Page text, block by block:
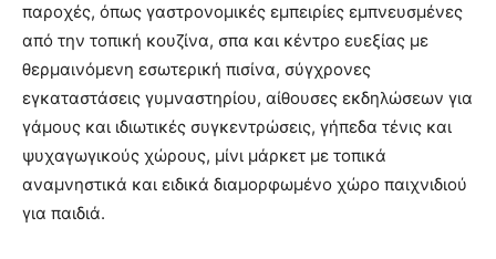
παροχές, όπως γαστρονομικές εμπειρίες εμπνευσμένες
από την τοπική κουζίνα, σπα και κέντρο ευεξίας με
θερμαινόμενη εσωτερική πισίνα, σύγχρονες
εγκαταστάσεις γυμναστηρίου, αίθουσες εκδηλώσεων για
γάμους και ιδιωτικές συγκεντρώσεις, γήπεδα τένις και
ψυχαγωγικούς χώρους, μίνι μάρκετ με τοπικά
αναμνηστικά και ειδικά διαμορφωμένο χώρο παιχνιδιού
για παιδιά.